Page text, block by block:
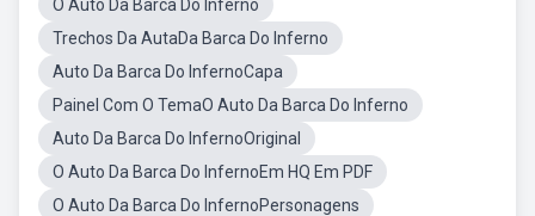
O Auto Da Barca Do Inferno
Trechos Da AutaDa Barca Do Inferno
Auto Da Barca Do InfernoCapa
Painel Com O TemaO Auto Da Barca Do Inferno
Auto Da Barca Do InfernoOriginal
O Auto Da Barca Do InfernoEm HQ Em PDF
O Auto Da Barca Do InfernoPersonagens